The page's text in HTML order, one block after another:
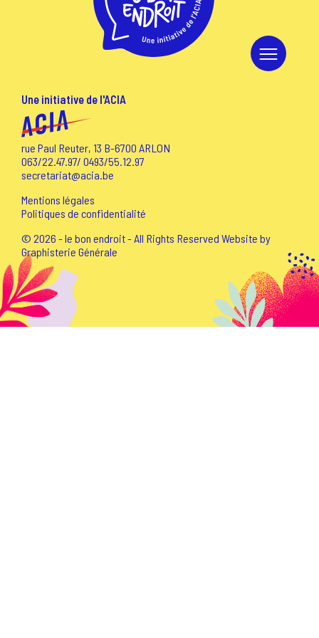
Une initiative de l'ACIA
rue Paul Reuter, 13 B-6700 ARLON
063/22.47.97/ 0493/55.12.97
secretariat@acia.be
Mentions légales
Politiques de confidentialité
© 2026 - le bon endroit - All Rights Reserved Website by
Graphisterie Générale